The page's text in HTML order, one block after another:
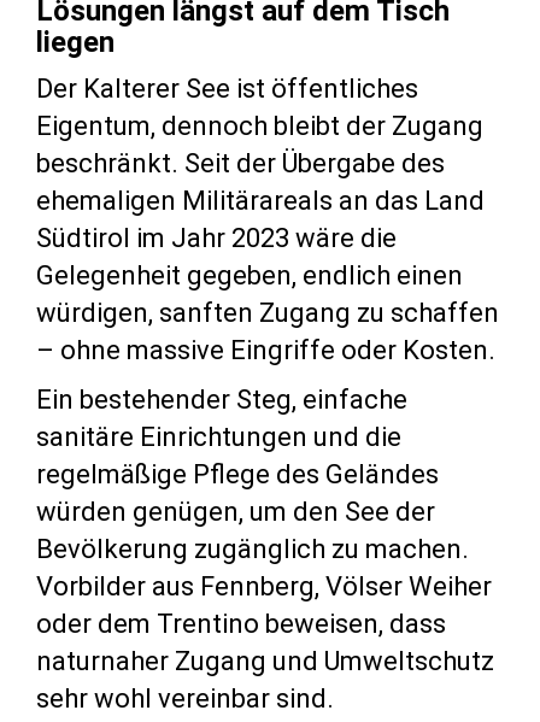
Lösungen längst auf dem Tisch
liegen
Der Kalterer See ist öffentliches
Eigentum, dennoch bleibt der Zugang
beschränkt. Seit der Übergabe des
ehemaligen Militärareals an das Land
Südtirol im Jahr 2023 wäre die
Gelegenheit gegeben, endlich einen
würdigen, sanften Zugang zu schaffen
– ohne massive Eingriffe oder Kosten.
Ein bestehender Steg, einfache
sanitäre Einrichtungen und die
regelmäßige Pflege des Geländes
würden genügen, um den See der
Bevölkerung zugänglich zu machen.
Vorbilder aus Fennberg, Völser Weiher
oder dem Trentino beweisen, dass
naturnaher Zugang und Umweltschutz
sehr wohl vereinbar sind.